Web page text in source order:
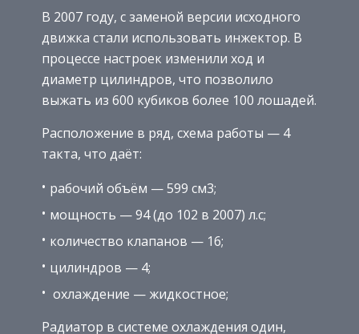
В 2007 году, с заменой версии исходного
движка стали использовать инжектор. В
процессе настроек изменили ход и
диаметр цилиндров, что позволило
выжать из 600 кубиков более 100 лошадей.
Расположение в ряд, схема работы — 4
такта, что даёт:
рабочий объём — 599 см3;
мощность — 94 (до 102 в 2007) л.с;
количество клапанов — 16;
цилиндров — 4;
охлаждение — жидкостное;
Радиатор в системе охлаждения один,